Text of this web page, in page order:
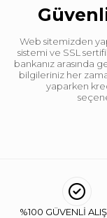
Web sitemizden
sistemi ve SSL
bankanız arasında
bilgileriniz her
yaparken
%100 GÜVENLİ